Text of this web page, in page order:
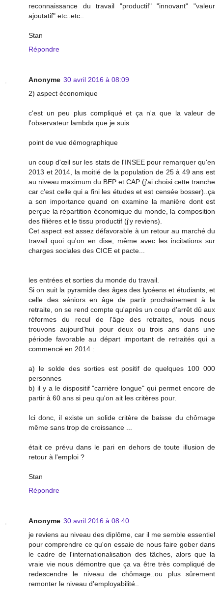
reconnaissance du travail "productif" "innovant" "valeur
ajoutatif" etc..etc..
Stan
Répondre
Anonyme 30 avril 2016 à 08:09
2) aspect économique
c'est un peu plus compliqué et ça n'a que la valeur de
l'observateur lambda que je suis
point de vue démographique
un coup d'œil sur les stats de l'INSEE pour remarquer qu'en
2013 et 2014, la moitié de la population de 25 à 49 ans est
au niveau maximum du BEP et CAP (j'ai choisi cette tranche
car c'est celle qui a fini les études et est censée bosser)..ça
a son importance quand on examine la manière dont est
perçue la répartition économique du monde, la composition
des filières et le tissu productif (j'y reviens).
Cet aspect est assez défavorable à un retour au marché du
travail quoi qu'on en dise, même avec les incitations sur
charges sociales des CICE et pacte...
les entrées et sorties du monde du travail.
Si on suit la pyramide des âges des lycéens et étudiants, et
celle des séniors en âge de partir prochainement à la
retraite, on se rend compte qu'après un coup d'arrêt dû aux
réformes du recul de l'âge des retraites, nous nous
trouvons aujourd'hui pour deux ou trois ans dans une
période favorable au départ important de retraités qui a
commencé en 2014 :
a) le solde des sorties est positif de quelques 100 000
personnes
b) il y a le dispositif "carrière longue" qui permet encore de
partir à 60 ans si peu qu'on ait les critères pour.
Ici donc, il existe un solide critère de baisse du chômage
même sans trop de croissance ...
était ce prévu dans le pari en dehors de toute illusion de
retour à l'emploi ?
Stan
Répondre
Anonyme 30 avril 2016 à 08:40
je reviens au niveau des diplôme, car il me semble essentiel
pour comprendre ce qu'on essaie de nous faire gober dans
le cadre de l'internationalisation des tâches, alors que la
vraie vie nous démontre que ça va être très compliqué de
redescendre le niveau de chômage..ou plus sûrement
remonter le niveau d'employabilité..